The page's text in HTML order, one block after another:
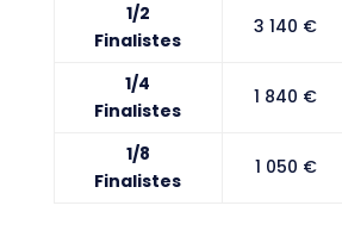
1/2
Finalistes
3 140 €
1/4
Finalistes
1 840 €
1/8
Finalistes
1 050 €